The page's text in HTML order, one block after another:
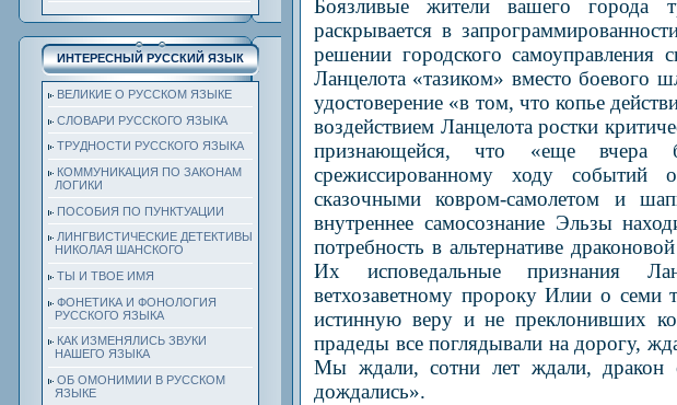
ИНТЕРЕСНЫЙ РУССКИЙ ЯЗЫК
ВЕЛИКИЕ О РУССКОМ ЯЗЫКЕ
СЛОВАРИ РУССКОГО ЯЗЫКА
ТРУДНОСТИ РУССКОГО ЯЗЫКА
КОММУНИКАЦИЯ ПО ЗАКОНАМ
ЛОГИКИ
ПОСОБИЯ ПО ПУНКТУАЦИИ
ЛИНГВИСТИЧЕСКИЕ ДЕТЕКТИВЫ
НИКОЛАЯ ШАНСКОГО
ТЫ И ТВОЕ ИМЯ
ФОНЕТИКА И ФОНОЛОГИЯ
РУССКОГО ЯЗЫКА
КАК ИЗМЕНЯЛИСЬ ЗВУКИ
НАШЕГО ЯЗЫКА
ОБ ОМОНИМИИ В РУССКОМ
ЯЗЫКЕ
Боязливые жители вашего города
раскрывается в
решении городского самоуправления
Ланцелота «тазиком» вместо боевого
удостоверение «в том, что копье
воздействием Ланцелота ростки
признающейся, что «еще вчера
срежиссированному ходу событий
сказочными ковром-самолетом и
внутреннее самосознание Эльзы
потребность в альтернативе
Их исповедальные признания
ветхозаветному пророку Илии о семи
истинную веру и не преклонивших
прадеды все поглядывали на дорогу,
Мы ждали, сотни лет ждали,
дождались».